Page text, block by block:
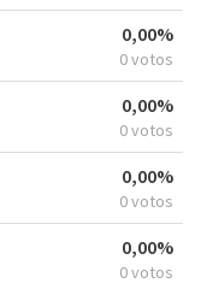
0,00%
0 votos
0,00%
0 votos
0,00%
0 votos
0,00%
0 votos